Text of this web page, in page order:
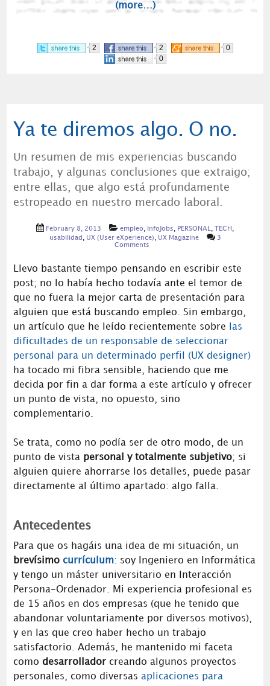
(more…)
2 2
0
0
Ya te diremos algo. O no.
Un resumen de mis experiencias buscando
trabajo, y algunas conclusiones que extraigo;
entre ellas, que algo está profundamente
estropeado en nuestro mercado laboral.
February 8, 2013 empleo , InfoJobs , PERSONAL, TECH ,
usabilidad , UX (User eXperience) , UX Magazine
3
Comments
Llevo bastante tiempo pensando en escribir este
post; no lo había hecho todavía ante el temor de
que no fuera la mejor carta de presentación para
alguien que está buscando empleo. Sin embargo,
un artículo que he leído recientemente sobre
las
dificultades de un responsable de seleccionar
personal para un determinado perfil (UX designer)
ha tocado mi fibra sensible, haciendo que me
decida por fin a dar forma a este artículo y ofrecer
un punto de vista, no opuesto, sino
complementario.
Se trata, como no podía ser de otro modo, de un
punto de vista personal y totalmente subjetivo; si
alguien quiere ahorrarse los detalles, puede pasar
directamente al último apartado: algo falla.
Antecedentes
Para que os hagáis una idea de mi situación, un
brevísimo currículum: soy Ingeniero en Informática
y tengo un máster universitario en Interacción
Persona-Ordenador. Mi experiencia profesional es
de 15 años en dos empresas (que he tenido que
abandonar voluntariamente por diversos motivos),
y en las que creo haber hecho un trabajo
satisfactorio. Además, he mantenido mi faceta
como desarrolladorcreando algunos proyectos
personales, como diversas aplicaciones para